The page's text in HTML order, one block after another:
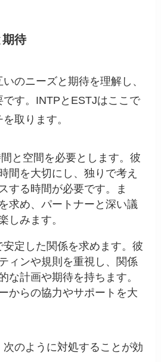
期待
のニーズと期待を理解し、
す。INTPとESTJはここで
取ります。
と空間を必要とします。彼
間を大切にし、独りで考え
する時間が必要です。ま
求め、パートナーと深い議
しみます。
安定した関係を求めます。彼
ィンや規則を重視し、関係
な計画や期待を持ちます。
からの協力やサポートを大
のように対処することが効